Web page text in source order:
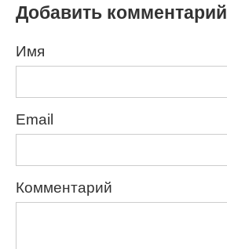
Добавить комментарий
Имя
Email
Комментарий